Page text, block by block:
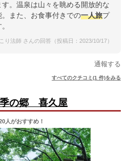
。温泉は山々を眺める開放的な
また、お食事付きでの一人旅プ
り法師 さんの回答（投稿日：2023/10/17）
通報する
すべてのクチコミ(1 件)をみる
の郷 喜久屋
人がおすすめ！